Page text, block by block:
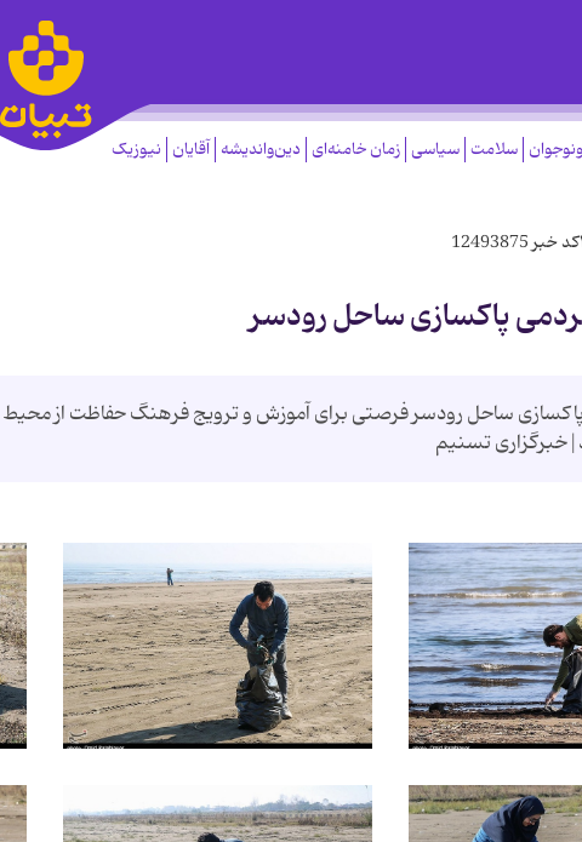
سلامت سیاسی زمان خامنه‌ای دین‌واندیشه آقایان نیوزیک
کد خبر 12493875
پاکسازی ساحل رودسر
ساحل رودسر فرصتی برای آموزش و ترویج فرهنگ حفاظت از
تسنیم